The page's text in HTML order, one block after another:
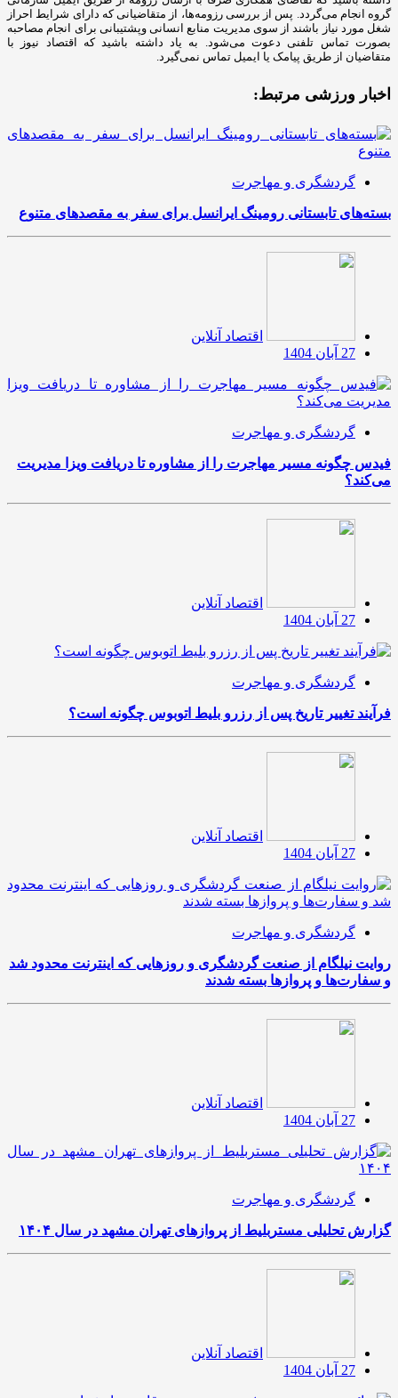
گروه انجام می‌گردد. پس از بررسی رزومه‌ها، از متقاضیانی که دارای شرایط احراز
شغل مورد نیاز باشند از سوی مدیریت منابع انسانی وپشتیبانی برای انجام مصاحبه
بصورت تماس تلفنی دعوت می‌شود. به یاد داشته باشید که اقتصاد نیوز با
متقاضیان از طریق پیامک یا ایمیل تماس نمی‌گیرد.
اخبار ورزشی مرتبط:
گردشگری و مهاجرت
بسته‌های تابستانی رومینگ ایرانسل برای سفر به مقصدهای متنوع
اقتصاد آنلاین
27 آبان 1404
گردشگری و مهاجرت
فیدس چگونه مسیر مهاجرت را از مشاوره تا دریافت ویزا مدیریت
می‌کند؟
اقتصاد آنلاین
27 آبان 1404
گردشگری و مهاجرت
فرآیند تغییر تاریخ پس از رزرو بلیط اتوبوس چگونه است؟
اقتصاد آنلاین
27 آبان 1404
گردشگری و مهاجرت
روایت نیلگام از صنعت گردشگری و روزهایی که اینترنت محدود شد
و سفارت‌ها و پروازها بسته شدند
اقتصاد آنلاین
27 آبان 1404
گردشگری و مهاجرت
گزارش تحلیلی مستربلیط از پروازهای تهران مشهد در سال ۱۴۰۴
اقتصاد آنلاین
27 آبان 1404